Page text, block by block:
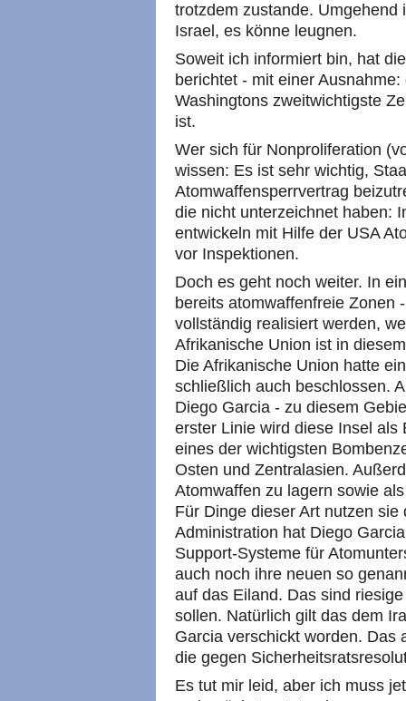
trotzdem zustande.
Israel, es könne leugnen.
Soweit ich informiert bin, hat
berichtet - mit einer
Washingtons zweitwichtigste
ist.
Wer sich für Nonproliferation
wissen: Es ist sehr wichtig,
Atomwaffensperrvertrag
die nicht unterzeichnet haben:
entwickeln mit Hilfe der USA
vor Inspektionen.
Doch es geht noch weiter. In
bereits atomwaffenfreie Zonen
vollständig realisiert werden,
Afrikanische Union ist in
Die Afrikanische Union hatte
schließlich auch beschlossen.
Diego Garcia - zu diesem
erster Linie wird diese Insel
eines der wichtigsten
Osten und Zentralasien.
Atomwaffen zu lagern sowie
Für Dinge dieser Art nutzen
Administration hat Diego
Support-Systeme für
auch noch ihre neuen so
auf das Eiland. Das sind
sollen. Natürlich gilt das dem
Garcia verschickt worden. Das
die gegen
Es tut mir leid, aber ich muss